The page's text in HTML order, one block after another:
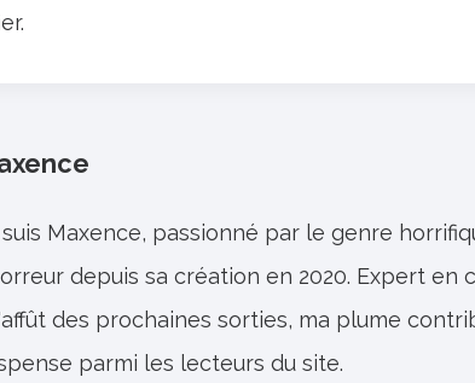
Maxence, passionné par le genre
depuis sa création en 2020. Expert en
des prochaines sorties, ma plume
parmi les lecteurs du site.